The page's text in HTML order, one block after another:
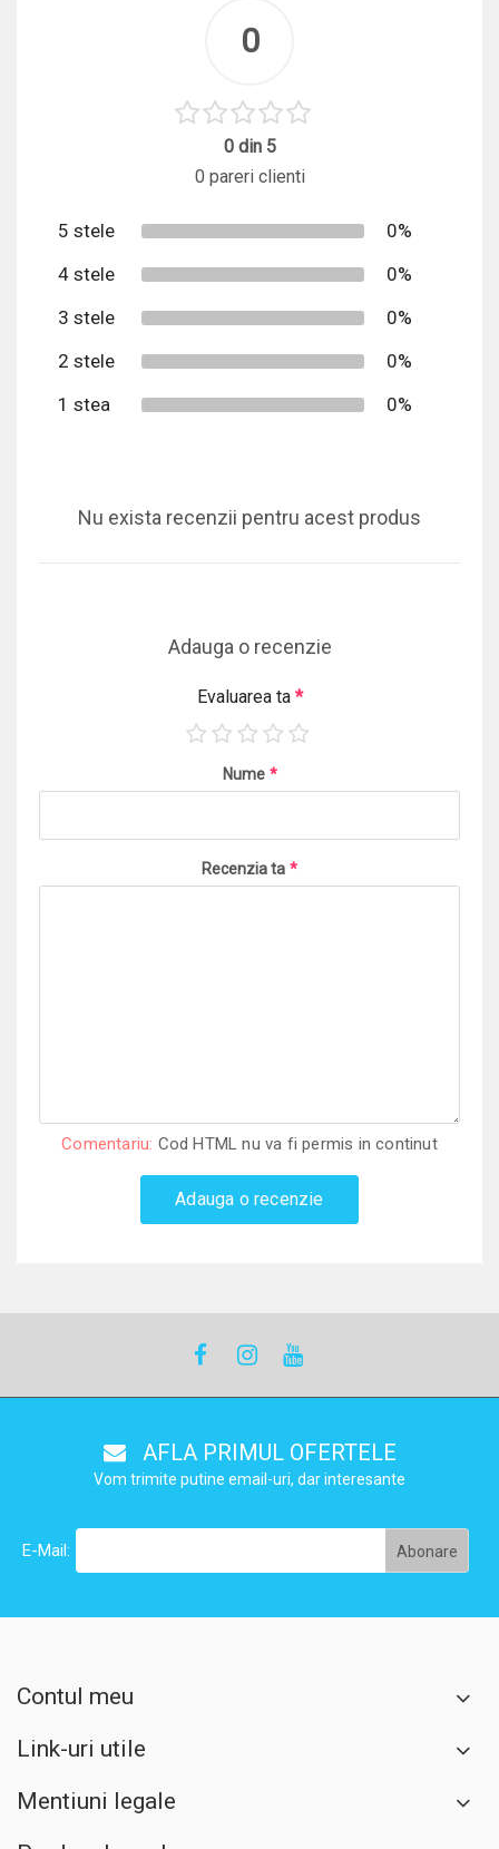
0
0 din 5
0 pareri clienti
5 stele
0%
4 stele
0%
3 stele
0%
2 stele
0%
1 stea
0%
Nu exista recenzii pentru acest produs
Adauga o recenzie
Evaluarea ta *
Nume *
Recenzia ta *
Comentariu: Cod HTML nu va fi permis in continut
Adauga o recenzie
AFLA PRIMUL OFERTELE
Vom trimite putine email-uri, dar interesante
E-Mail:
Contul meu
Link-uri utile
Mentiuni legale